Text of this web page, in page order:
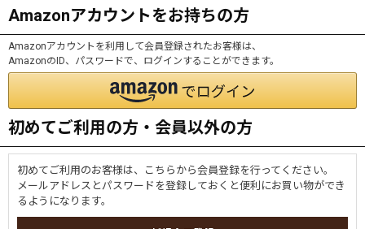
Amazonアカウントをお持ちの方
Amazonアカウントを利用して会員登録されたお客様は、
AmazonのID、パスワードで、ログインすることができます。
初めてご利用の方・会員以外の方
初めてご利用のお客様は、こちらから会員登録を行ってください。
メールアドレスとパスワードを登録しておくと便利にお買い物ができ
るようになります。